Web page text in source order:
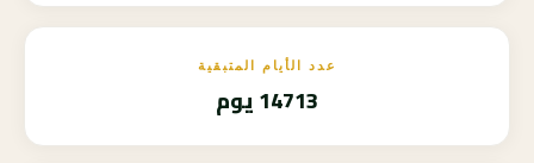
عدد الأيام المتبقية
14713 يوم